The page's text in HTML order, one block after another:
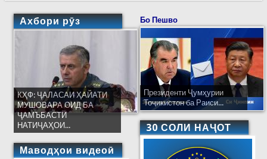
Ахбори рӯз
КҲФ: ҶАЛАСАИ ҲАЙАТИ
МУШОВАРА ОИД БА
ҶАМЪБАСТИ
НАТИҶАҲОИ...
Маводҳои видеоӣ
Бо Пешво
Президенти Ҷумҳурии
Тоҷикистон ба Раиси...
30 СОЛИ НАҶОТ